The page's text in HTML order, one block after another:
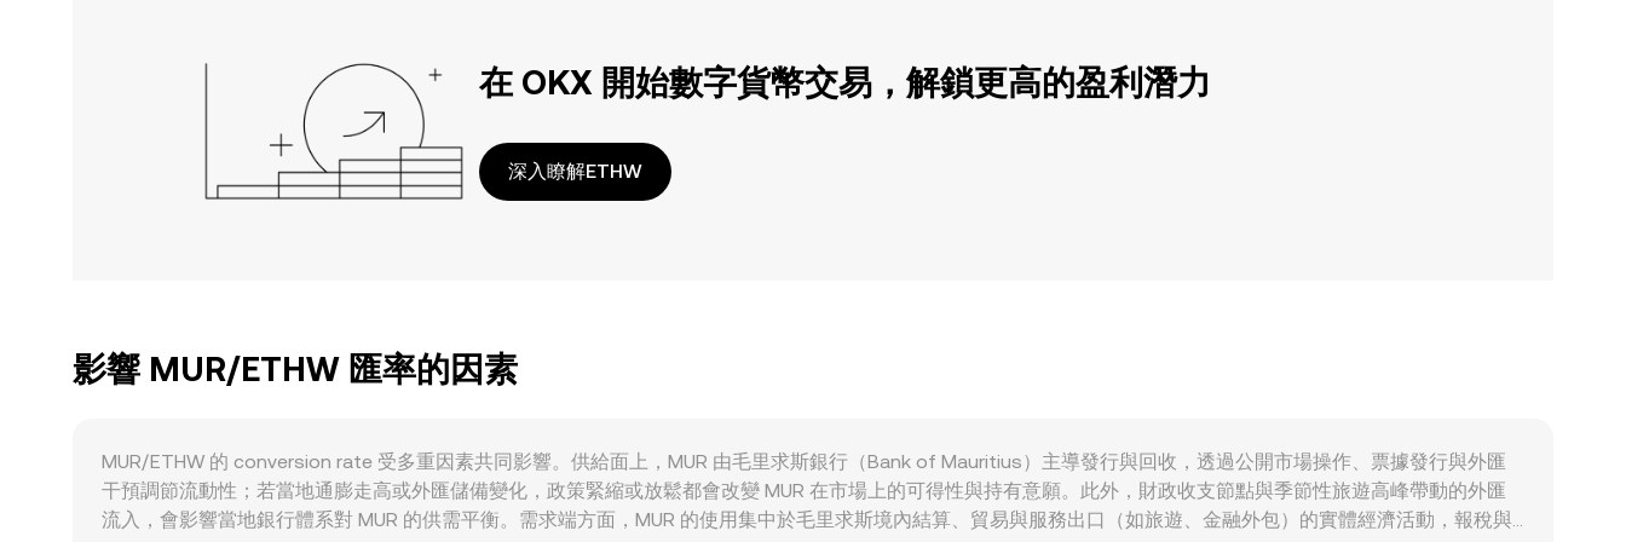
在 OKX 開始數字貨幣交易，解鎖更高的盈利潛力
深入瞭解ETHW
影響 MUR/ETHW 匯率的因素
MUR/ETHW 的 conversion rate 受多重因素共同影響。供給面上，MUR 由毛里求斯銀行（Bank of Mauritius）主導發行與回收，透過公開市場操作、票據發行與外匯
干預調節流動性；若當地通膨走高或外匯儲備變化，政策緊縮或放鬆都會改變 MUR 在市場上的可得性與持有意願。此外，財政收支節點與季節性旅遊高峰帶動的外匯
流入，會影響當地銀行體系對 MUR 的供需平衡。需求端方面，MUR 的使用集中於毛里求斯境內結算、貿易與服務出口（如旅遊、金融外包）的實體經濟活動，報稅與